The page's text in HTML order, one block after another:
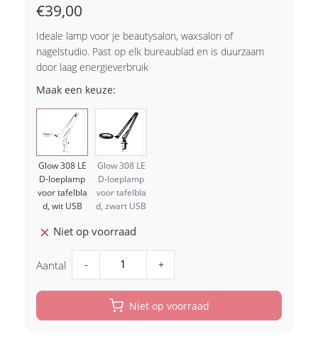
€39,00
Ideale lamp voor je beautysalon, waxsalon of
nagelstudio. Past op elk bureaublad en is duurzaam
door laag energieverbruik
Maak een keuze:
Glow 308 LE
D-loeplamp
voor tafelbla
d, wit USB
Glow 308 LE
D-loeplamp
voor tafelbla
d, zwart USB
Niet op voorraad
Aantal - +
Niet op voorraad